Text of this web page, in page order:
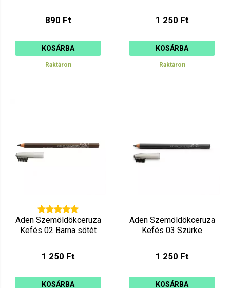
890 Ft
KOSÁRBA
Raktáron
1 250 Ft
KOSÁRBA
Raktáron
Aden Szemöldökceruza
Kefés 02 Barna sötét
1 250 Ft
KOSÁRBA
Aden Szemöldökceruza
Kefés 03 Szürke
1 250 Ft
KOSÁRBA